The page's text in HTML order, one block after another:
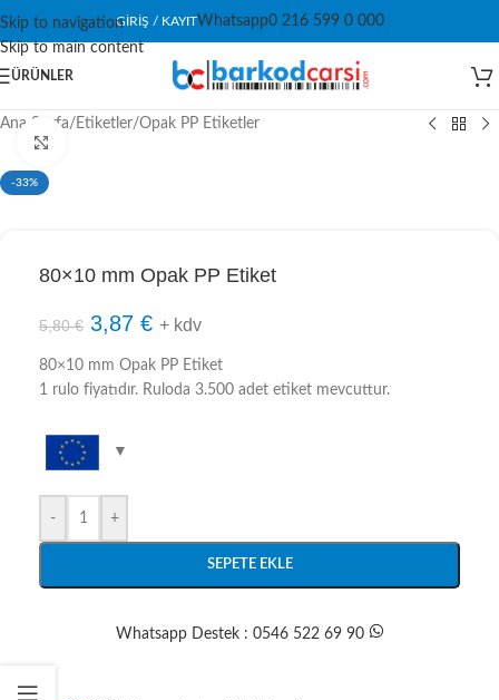
Skip to navigation
Skip to main content
GIRIŞ / KAYITWhatsapp0 216 599 0 000
ÜRÜNLER
Ana Sayfa/ Etiketler/Opak PP Etiketler
-33%
80×10 mm Opak PP Etiket
5,80€ 3,87 € + kdv
80×10 mm Opak PP Etiket
1 rulo fiyatıdır. Ruloda 3.500 adet etiket mevcuttur.
- +
SEPETE EKLE
Whatsapp Destek : 0546 522 69 90